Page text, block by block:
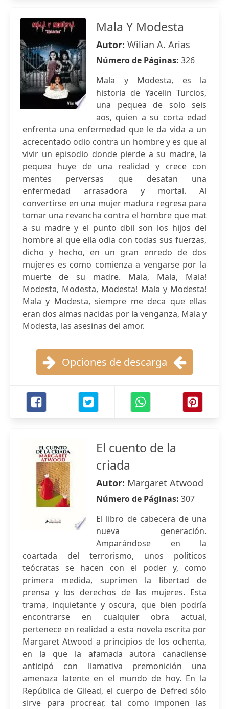
Mala Y Modesta
Autor: Wilian A. Arias
Número de Páginas: 326
Mala y Modesta, es la
historia de Yacelin Turcios,
una pequea de solo seis
aos, quien a su corta edad
enfrenta una enfermedad que le da vida a un
acrecentado odio contra un hombre y es que al
vivir un episodio donde pierde a su madre, la
pequea huye de una realidad y crece con
mentes perversas que desatan una
enfermedad arrasadora y mortal. Al
convertirse en una mujer madura regresa para
tomar una revancha contra el hombre que mat
a su madre y el punto dbil son los hijos del
hombre al que ella odia con todas sus fuerzas,
dicho y hecho, en un gran enredo de dos
mujeres es como comienza a vengarse por la
muerte de su madre. Mala, Mala, Mala!
Modesta, Modesta, Modesta! Mala y Modesta!
Mala y Modesta, siempre me deca que ellas
eran dos almas nacidas por la venganza, Mala y
Modesta, las asesinas del amor.
Opciones de descarga
El cuento de la
criada
Autor: Margaret Atwood
Número de Páginas: 307
El libro de cabecera de una
nueva generación.
Amparándose en la
coartada del terrorismo, unos políticos
teócratas se hacen con el poder y, como
primera medida, suprimen la libertad de
prensa y los derechos de las mujeres. Esta
trama, inquietante y oscura, que bien podría
encontrarse en cualquier obra actual,
pertenece en realidad a esta novela escrita por
Margaret Atwood a principios de los ochenta,
en la que la afamada autora canadiense
anticipó con llamativa premonición una
amenaza latente en el mundo de hoy. En la
República de Gilead, el cuerpo de Defred sólo
sirve para procrear, tal como imponen las